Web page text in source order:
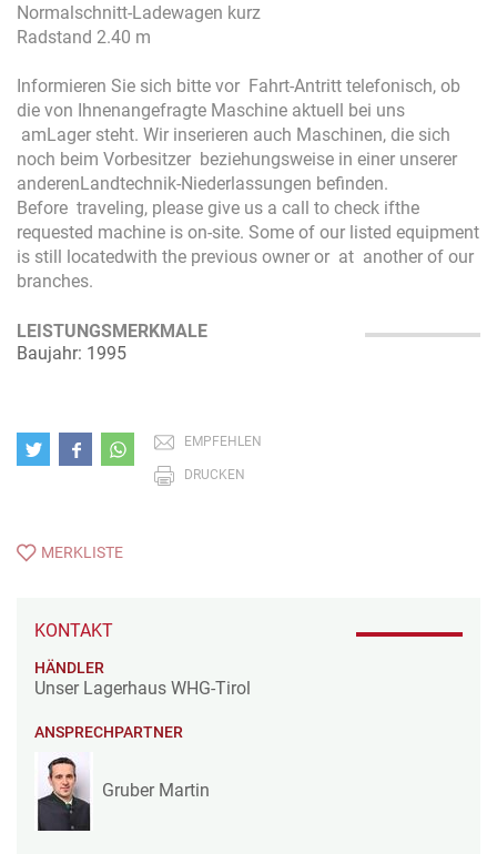
Normalschnitt-Ladewagen kurz
Radstand 2.40 m
Informieren Sie sich bitte vor Fahrt-Antritt telefonisch, ob
die von Ihnenangefragte Maschine aktuell bei uns
amLager steht. Wir inserieren auch Maschinen, die sich
noch beim Vorbesitzer beziehungsweise in einer unserer
anderenLandtechnik-Niederlassungen befinden.
Before traveling, please give us a call to check ifthe
requested machine is on-site. Some of our listed equipment
is still locatedwith the previous owner or at another of our
branches.
LEISTUNGSMERKMALE
Baujahr: 1995
EMPFEHLEN
DRUCKEN
MERKLISTE
KONTAKT
HÄNDLER
Unser Lagerhaus WHG-Tirol
ANSPRECHPARTNER
Gruber Martin